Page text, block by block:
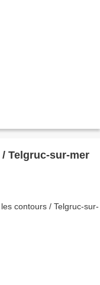
Telgruc-sur-mer